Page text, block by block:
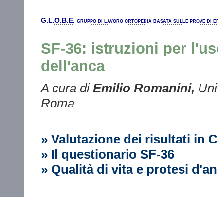
G.L.O.B.E. GRUPPO DI LAVORO ORTOPEDIA BASATA SULLE PROVE DI
SF-36: istruzioni per
dell'anca
A cura di Emilio Romanini,
Roma
» Valutazione dei risultati in
» Il questionario SF-36
» Qualità di vita e protesi